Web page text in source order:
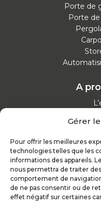
Gérer
Pour offrir les meilleures
technologies telles que les
informations des appareils.
nous permettra de traiter
comportement de
de ne pas consentir ou de
effet négatif sur certaines
Porte de
Porte
A
Nos